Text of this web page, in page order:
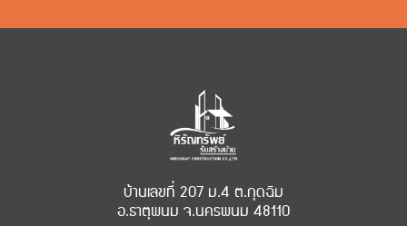
บ้านเลขที่ 207 ม.4 ต.กุดฉิม
อ.ธาตุพนม จ.นครพนม 48110